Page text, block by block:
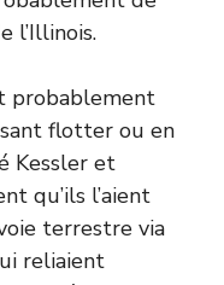
l’Illinois.
probablement
flotter ou en
Kessler et
qu’ils l’aient
terrestre via
reliaient